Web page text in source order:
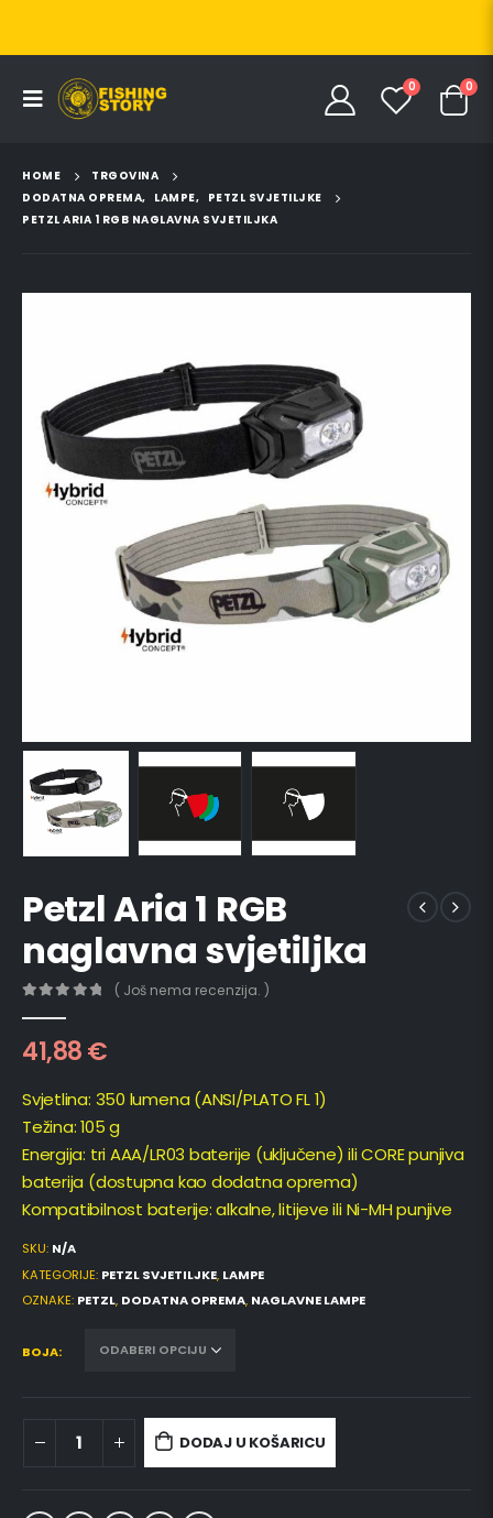
0 0
HOME
TRGOVINA
DODATNA OPREMA, LAMPE, PETZL SVJETILJKE
PETZL ARIA 1 RGB NAGLAVNA SVJETILJKA
Petzl Aria 1 RGB
naglavna svjetiljka
( Još nema recenzija. )
41,88€
Svjetlina: 350 lumena (ANSI/PLATO FL 1)
Težina: 105 g
Energija: tri AAA/LR03 baterije (uključene) ili CORE punjiva
baterija (dostupna kao dodatna oprema)
Kompatibilnost baterije: alkalne, litijeve ili Ni-MH punjive
SKU: N/A
KATEGORIJE: PETZL SVJETILJKE, LAMPE
OZNAKE: PETZL, DODATNA OPREMA, NAGLAVNE LAMPE
BOJA
DODAJ U KOŠARICU